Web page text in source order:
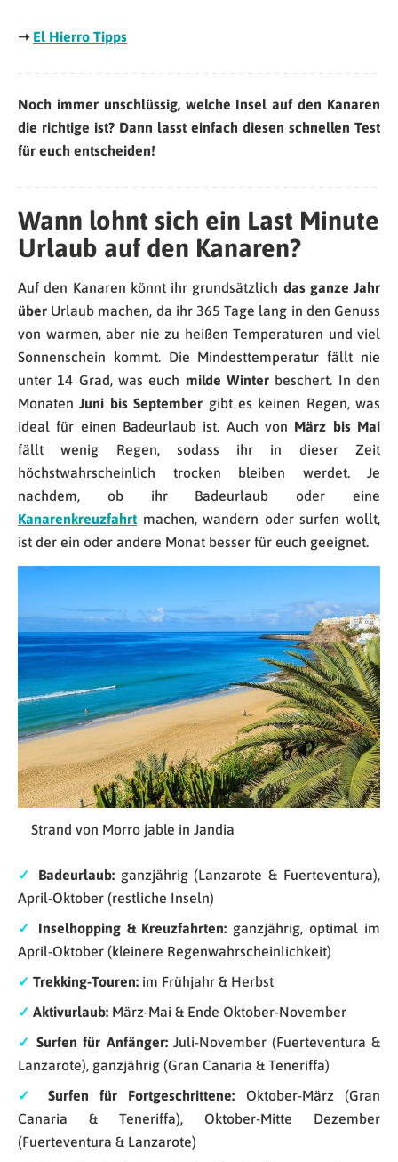
➝ El Hierro Tipps
Noch immer unschlüssig, welche Insel auf den Kanaren
die richtige ist? Dann lasst einfach diesen schnellen Test
für euch entscheiden!
Wann lohnt sich ein Last Minute
Urlaub auf den Kanaren?
Auf den Kanaren könnt ihr grundsätzlich das ganze Jahr
über Urlaub machen, da ihr 365 Tage lang in den Genuss
von warmen, aber nie zu heißen Temperaturen und viel
Sonnenschein kommt. Die Mindesttemperatur fällt nie
unter 14 Grad, was euch milde Winter beschert. In den
MonatenJuni bis September gibt es keinen Regen, was
ideal für einen Badeurlaub ist. Auch von März bis Mai
fällt wenig Regen, sodass ihr in dieser Zeit
höchstwahrscheinlich trocken bleiben werdet. Je
nachdem, ob ihr Badeurlaub oder eine
Kanarenkreuzfahrt machen, wandern oder surfen wollt,
ist der ein oder andere Monat besser für euch geeignet.
Strand von Morro jable in Jandia
✓ Badeurlaub:ganzjährig (Lanzarote & Fuerteventura),
April-Oktober (restliche Inseln)
✓
Inselhopping & Kreuzfahrten: ganzjährig, optimal im
April-Oktober (kleinere Regenwahrscheinlichkeit)
✓ Trekking-Touren: im Frühjahr & Herbst
✓ Aktivurlaub: März-Mai & Ende Oktober-November
✓ Surfen für Anfänger: Juli-November (Fuerteventura &
Lanzarote), ganzjährig (Gran Canaria & Teneriffa)
✓
Surfen für Fortgeschrittene: Oktober-März (Gran
Canaria & Teneriffa), Oktober-Mitte Dezember
(Fuerteventura & Lanzarote)